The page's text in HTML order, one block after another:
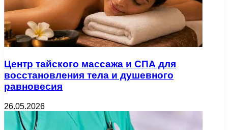
Центр тайского массажа и СПА для
восстановления тела и душевного
равновесия
26.05.2026